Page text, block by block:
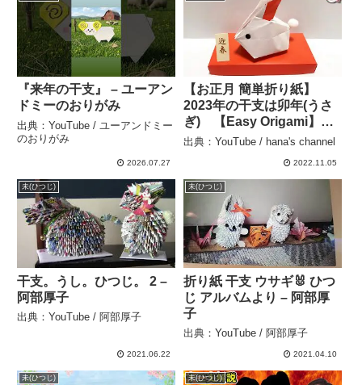
『来年の干支』 – ユーアン
ドミーのおりがみ
出典：YouTube / ユーアンドミー
のおりがみ
2026.07.27
【お正月 簡単折り紙】
2023年の干支は卯年(うさ
ぎ) 【Easy Origami】
How to make cute paper
支 折纸小兔子 新年快
乐 DIY 動物 – hana’s
channel
出典：YouTube / hana's channel
2022.11.05
未(ひつじ)
干支。うし。ひつじ。 2 –
阿部厚子
出典：YouTube / 阿部厚子
2021.06.22
未(ひつじ)
折り紙 干支 ウサギ🐰 ひつ
じ アルバムより – 阿部厚
子
出典：YouTube / 阿部厚子
2021.04.10
未(ひつじ) 未(ひつじ)